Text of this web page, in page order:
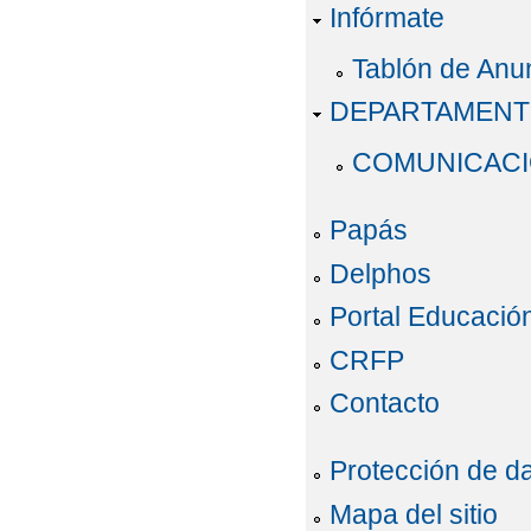
Infórmate
Tablón de
Papás
Delphos
Portal
CRFP
Contacto
Protección de
Mapa del sitio